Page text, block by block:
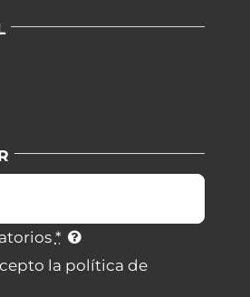
*
la política de